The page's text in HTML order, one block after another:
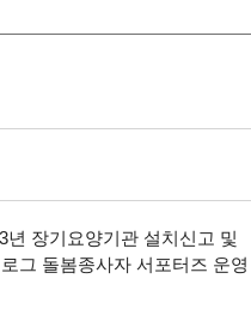
년 장기요양기관 설치신고 및
그 돌봄종사자 서포터즈 운영